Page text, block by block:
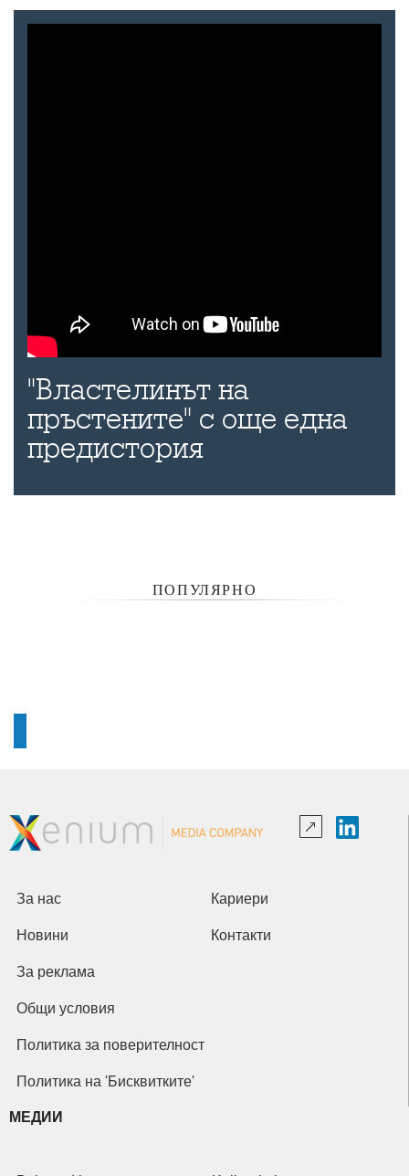
"Властелинът на
пръстените" с още една
предистория
ПОПУЛЯРНО
За нас Кариери
Новини Контакти
За реклама
Общи условия
Политика за поверителност
Политика на 'Бисквитките'
МЕДИИ